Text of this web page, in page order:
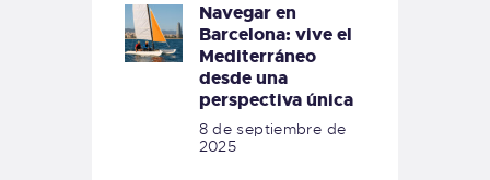
Navegar en
Barcelona: vive el
Mediterráneo
desde una
perspectiva única
8 de septiembre de
2025